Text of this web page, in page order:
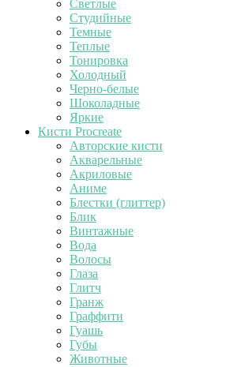
Светлые
Студийные
Темные
Теплые
Тонировка
Холодный
Черно-белые
Шоколадные
Яркие
Кисти Procreate
Авторские кисти
Акварельные
Акриловые
Аниме
Блестки (глиттер)
Блик
Винтажные
Вода
Волосы
Глаза
Глитч
Гранж
Граффити
Гуашь
Губы
Животные